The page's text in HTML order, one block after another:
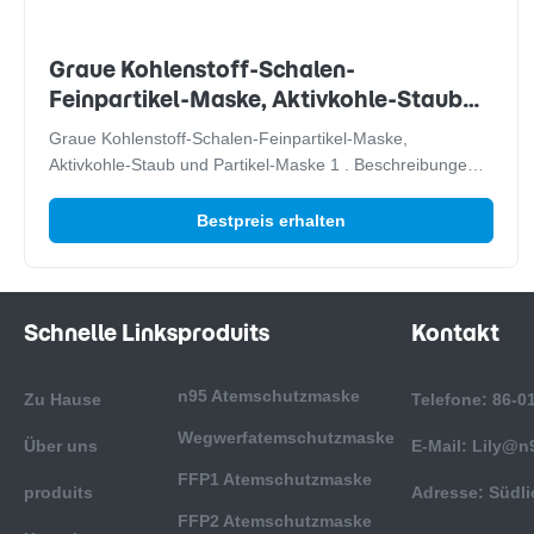
Graue Kohlenstoff-Schalen-
Feinpartikel-Maske, Aktivkohle-Staub
und Partikel-Maske
Graue Kohlenstoff-Schalen-Feinpartikel-Maske,
Aktivkohle-Staub und Partikel-Maske 1 . Beschreibungen
Reinweißfalte und aus schalenförmigen Gesichtsmasken,
die verschiedene Gesichtsformen passten.
Bestpreis erhalten
Schnelle Links
Zu Hause
Über uns
produits
produits
n95 Atemschutzmaske
Wegwerfatemschutzmaske
FFP1 Atemschutzmaske
FFP2 Atemschutzmaske
Kontakt
Telefone: 86-
E-Mail:
Adresse: